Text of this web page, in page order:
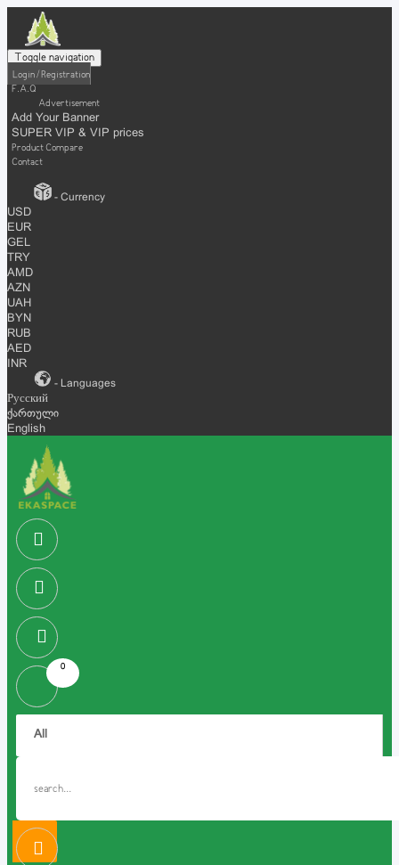
Toggle navigation
Login / Registration
F.A.Q
Advertisement
Add Your Banner
SUPER VIP & VIP prices
Product Compare
Contact
- Currency
USD
EUR
GEL
TRY
AMD
AZN
UAH
BYN
RUB
AED
INR
- Languages
Русский
ქართული
English
0